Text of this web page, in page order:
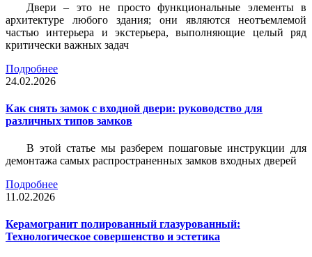
Двери – это не просто функциональные элементы в
архитектуре любого здания; они являются неотъемлемой
частью интерьера и экстерьера, выполняющие целый ряд
критически важных задач
Подробнее
24.02.2026
Как снять замок с входной двери: руководство для
различных типов замков
В этой статье мы разберем пошаговые инструкции для
демонтажа самых распространенных замков входных дверей
Подробнее
11.02.2026
Керамогранит полированный глазурованный:
Технологическое совершенство и эстетика